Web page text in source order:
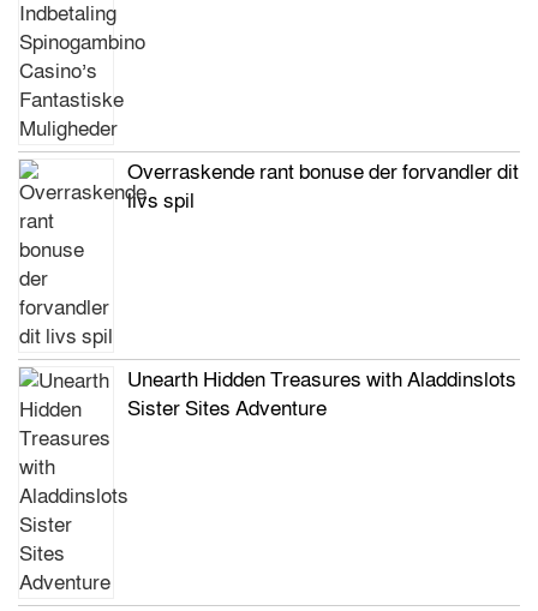
Overraskende rant bonuse der forvandler dit
livs spil
Unearth Hidden Treasures with Aladdinslots
Sister Sites Adventure